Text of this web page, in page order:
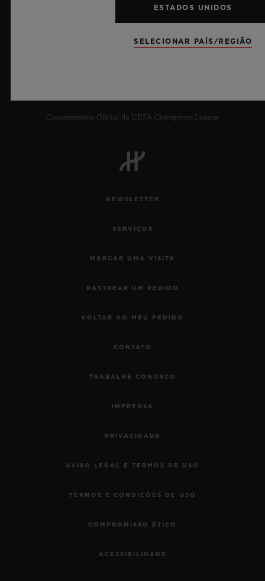
Cronometrista Oficial da UEFA Champions League
NEWSLETTER
SERVIÇOS
MARCAR UMA VISITA
RASTREAR UM PEDIDO
VOLTAR AO MEU PEDIDO
CONTATO
TRABALHE CONOSCO
IMPRENSA
PRIVACIDADE
AVISO LEGAL E TERMOS DE USO
TERMOS E CONDIÇÕES DE USO
COMPROMISSO ÉTICO
ACESSIBILIDADE
ESTADOS UNIDOS
SELECIONAR PAÍS/REGIÃO